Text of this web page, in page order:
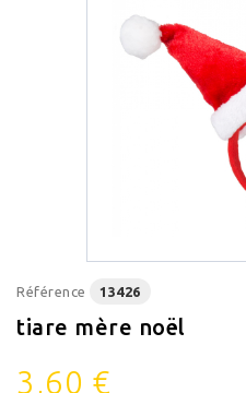
Référence 13426
tiare mère noël
3,60 €